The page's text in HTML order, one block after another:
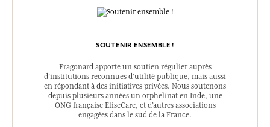
SOUTENIR ENSEMBLE !
Fragonard apporte un soutien régulier auprès
d’institutions reconnues d’utilité publique, mais aussi
en répondant à des initiatives privées. Nous soutenons
depuis plusieurs années un orphelinat en Inde, une
ONG française EliseCare, et d’autres associations
engagées dans le sud de la France.